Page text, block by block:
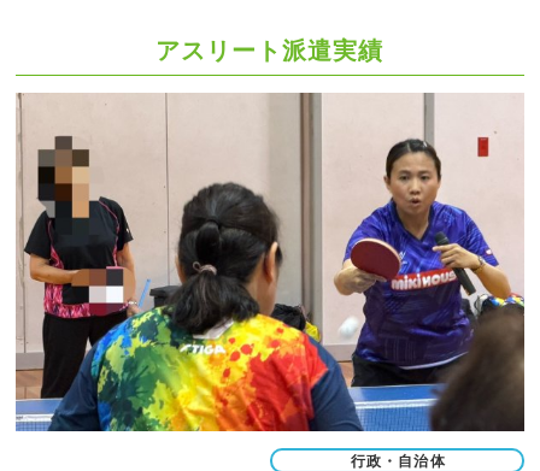
アスリート派遣実績
行政・自治体